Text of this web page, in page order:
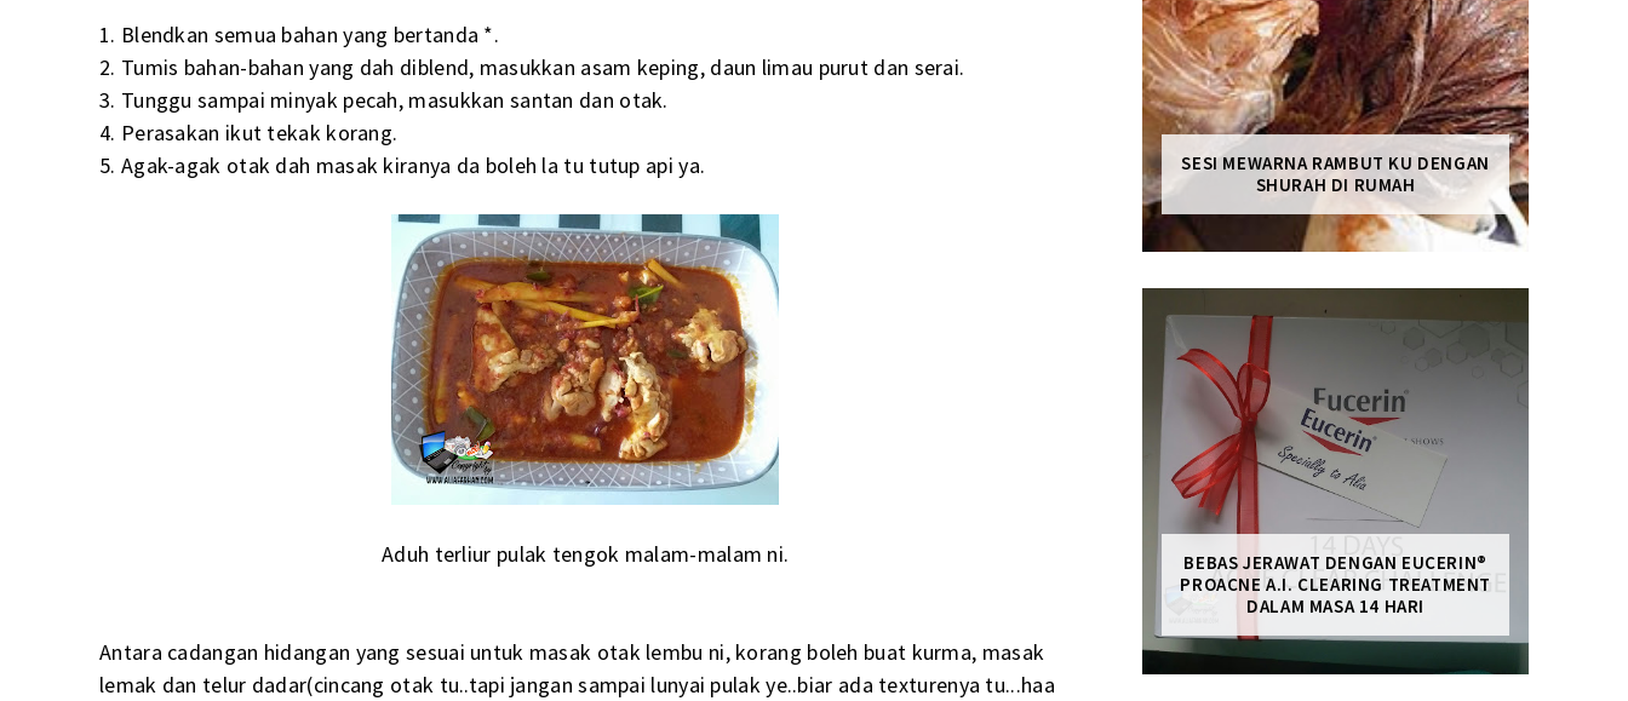
1. Blendkan semua bahan yang bertanda *.
2. Tumis bahan-bahan yang dah diblend, masukkan asam keping, daun limau purut dan serai.
3. Tunggu sampai minyak pecah, masukkan santan dan otak.
4. Perasakan ikut tekak korang.
5. Agak-agak otak dah masak kiranya da boleh la tu tutup api ya.
Aduh terliur pulak tengok malam-malam ni.
Antara cadangan hidangan yang sesuai untuk masak otak lembu ni, korang boleh buat kurma, masak
lemak dan telur dadar(cincang otak tu..tapi jangan sampai lunyai pulak ye..biar ada texturenya tu...haa
SESI MEWARNA RAMBUT KU DENGAN
SHURAH DI RUMAH
BEBAS JERAWAT DENGAN EUCERIN®
PROACNE A.I. CLEARING TREATMENT
DALAM MASA 14 HARI